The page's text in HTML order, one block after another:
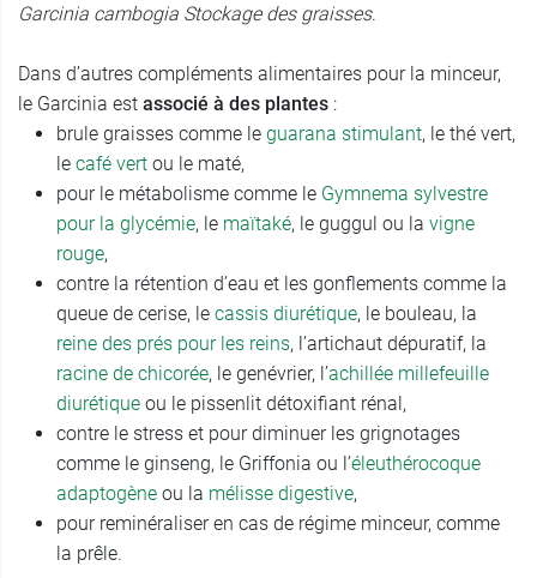
Garcinia cambogia Stockage des graisses.
Dans d’autres compléments alimentaires pour la minceur,
le Garcinia est associé à des plantes :
brule graisses comme le guarana stimulant, le thé vert,
le café vert ou le maté,
pour le métabolisme comme le Gymnema sylvestre
pour la glycémie, le maïtaké, le guggul ou la vigne
rouge,
contre la rétention d’eau et les gonflements comme la
queue de cerise, le cassis diurétique, le bouleau, la
reine des prés pour les reins, l’artichaut dépuratif, la
racine de chicorée, le genévrier, l’achillée millefeuille
diurétique ou le pissenlit détoxifiant rénal,
contre le stress et pour diminuer les grignotages
comme le ginseng, le Griffonia ou l’éleuthérocoque
adaptogène ou la mélisse digestive,
pour reminéraliser en cas de régime minceur, comme
la prêle.